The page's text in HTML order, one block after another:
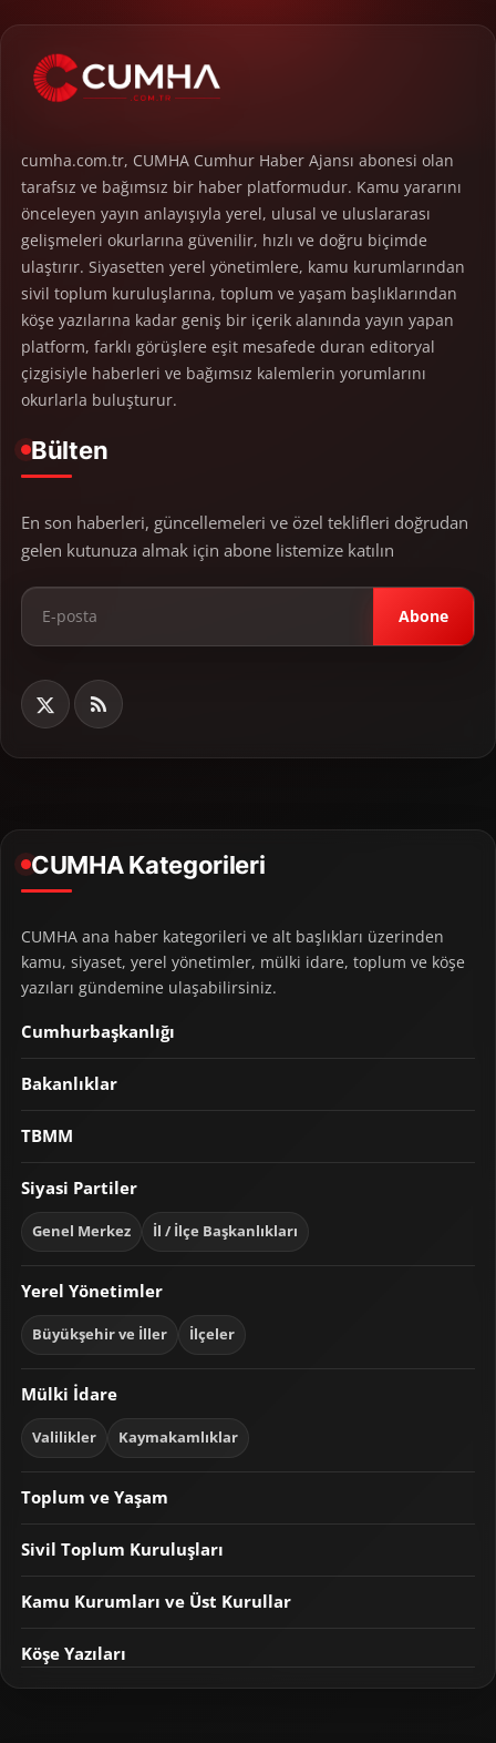
cumha.com.tr, CUMHA Cumhur Haber Ajansı abonesi olan
tarafsız ve bağımsız bir haber platformudur. Kamu yararını
önceleyen yayın anlayışıyla yerel, ulusal ve uluslararası
gelişmeleri okurlarına güvenilir, hızlı ve doğru biçimde
ulaştırır. Siyasetten yerel yönetimlere, kamu kurumlarından
sivil toplum kuruluşlarına, toplum ve yaşam başlıklarından
köşe yazılarına kadar geniş bir içerik alanında yayın yapan
platform, farklı görüşlere eşit mesafede duran editoryal
çizgisiyle haberleri ve bağımsız kalemlerin yorumlarını
okurlarla buluşturur.
Bülten
En son haberleri, güncellemeleri ve özel teklifleri doğrudan
gelen kutunuza almak için abone listemize katılın
Abone
CUMHA Kategorileri
CUMHA ana haber kategorileri ve alt başlıkları üzerinden
kamu, siyaset, yerel yönetimler, mülki idare, toplum ve köşe
yazıları gündemine ulaşabilirsiniz.
Cumhurbaşkanlığı
Bakanlıklar
TBMM
Siyasi Partiler
Genel Merkez İl / İlçe Başkanlıkları
Yerel Yönetimler
Büyükşehir ve İller İlçeler
Mülki İdare
Valilikler Kaymakamlıklar
Toplum ve Yaşam
Sivil Toplum Kuruluşları
Kamu Kurumları ve Üst Kurullar
Köşe Yazıları